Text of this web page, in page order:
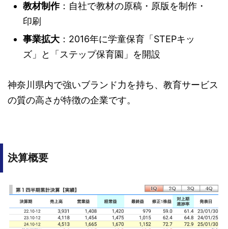
教材制作：自社で教材の原稿・原版を制作・
印刷
事業拡大 ：2016年に学童保育「STEPキッ
ズ」と「ステップ保育園」を開設
神奈川県内で強いブランド力を持ち、教育サービス
の質の高さが特徴の企業です。
決算概要